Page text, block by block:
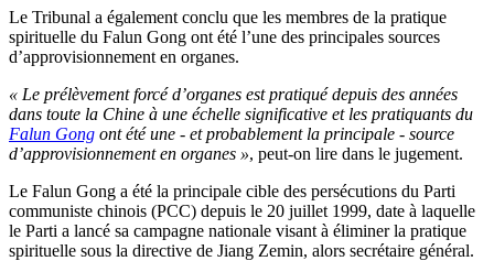
Le Tribunal a également conclu que les membres de la pratique
spirituelle du Falun Gong ont été l’une des principales sources
d’approvisionnement en organes.
« Le prélèvement forcé d’organes est pratiqué depuis des années
dans toute la Chine à une échelle significative et les pratiquants du
Falun Gong ont été une - et probablement la principale - source
d’approvisionnement en organes », peut-on lire dans le jugement.
Le Falun Gong a été la principale cible des persécutions du Parti
communiste chinois (PCC) depuis le 20 juillet 1999, date à laquelle
le Parti a lancé sa campagne nationale visant à éliminer la pratique
spirituelle sous la directive de Jiang Zemin, alors secrétaire général.